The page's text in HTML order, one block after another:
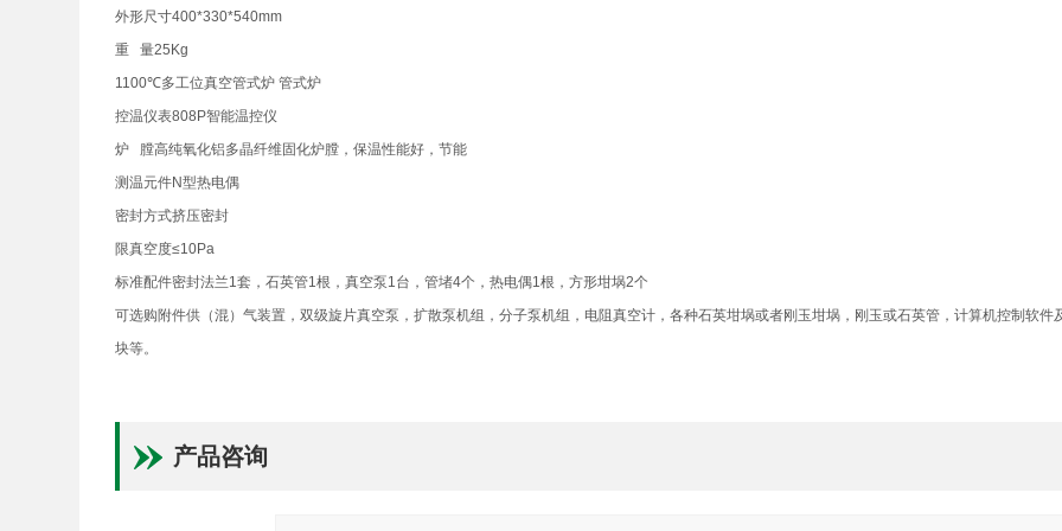
外形尺寸400*330*540mm
重 量25Kg
1100℃多工位真空管式炉 管式炉
控温仪表808P智能温控仪
炉 膛高纯氧化铝多晶纤维固化炉膛，保温性能好，节能
测温元件N型热电偶
密封方式挤压密封
限真空度≤10Pa
标准配件密封法兰1套，石英管1根，真空泵1台，管堵4个，热电偶1根，方形坩埚2个
可选购附件供（混）气装置，双级旋片真空泵，扩散泵机组，分子泵机组，电阻真空计，各种石英坩埚或者刚玉坩埚，刚玉或石英管，计算机控制软件
块等。
产品咨询